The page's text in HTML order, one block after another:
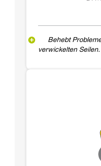
Behebt
verwickelten Seilen.